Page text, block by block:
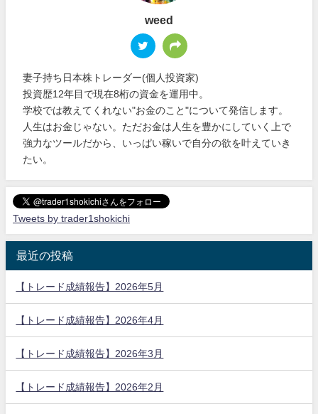
weed
妻子持ち日本株トレーダー(個人投資家)
投資歴12年目で現在8桁の資金を運用中。
学校では教えてくれない"お金のこと"について発信します。
人生はお金じゃない。ただお金は人生を豊かにしていく上で
強力なツールだから、いっぱい稼いで自分の欲を叶えていき
たい。
Tweets by trader1shokichi
最近の投稿
【トレード成績報告】2026年5月
【トレード成績報告】2026年4月
【トレード成績報告】2026年3月
【トレード成績報告】2026年2月